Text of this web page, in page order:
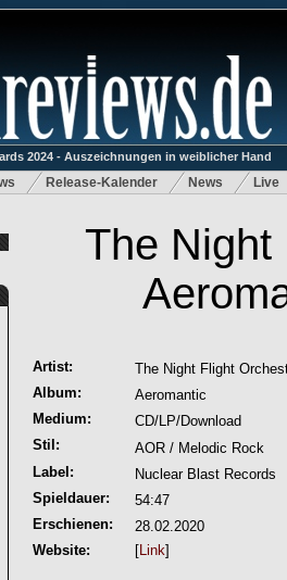
2024 - Auszeichnungen in weiblicher Hand
Release-Kalender News Live
The Night
Artist:
The Night Flight
Album:
Aeromantic
Medium:
CD/LP/Download
Stil:
AOR / Melodic Rock
Label:
Nuclear Blast Records
Spieldauer:
54:47
Erschienen:
28.02.2020
Website:
[Link]